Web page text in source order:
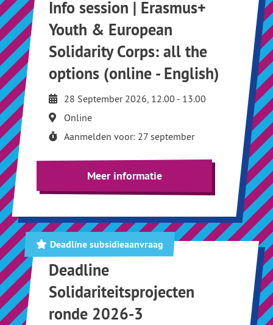
Info session | Erasmus+
Youth & European
Solidarity Corps: all the
options (online - English)
28 September 2026, 12.00 - 13.00
Online
Aanmelden voor: 27 september
Meer informatie
Deadline subsidieaanvraag
Deadline
Solidariteitsprojecten
ronde 2026-3